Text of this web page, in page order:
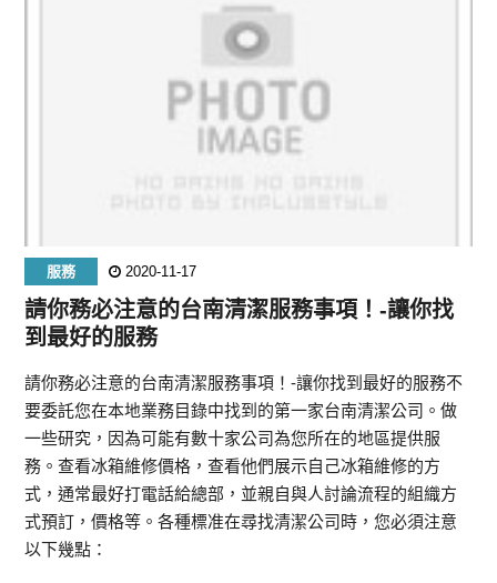
服務 2020-11-17
請你務必注意的台南清潔服務事項！-讓你找
到最好的服務
請你務必注意的台南清潔服務事項！-讓你找到最好的服務不
要委託您在本地業務目錄中找到的第一家台南清潔公司。做
一些研究，因為可能有數十家公司為您所在的地區提供服
務。查看冰箱維修價格，查看他們展示自己冰箱維修的方
式，通常最好打電話給總部，並親自與人討論流程的組織方
式預訂，價格等。各種標准在尋找清潔公司時，您必須注意
以下幾點：